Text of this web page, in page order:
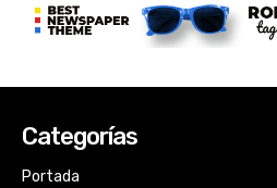
Categorías
Portada